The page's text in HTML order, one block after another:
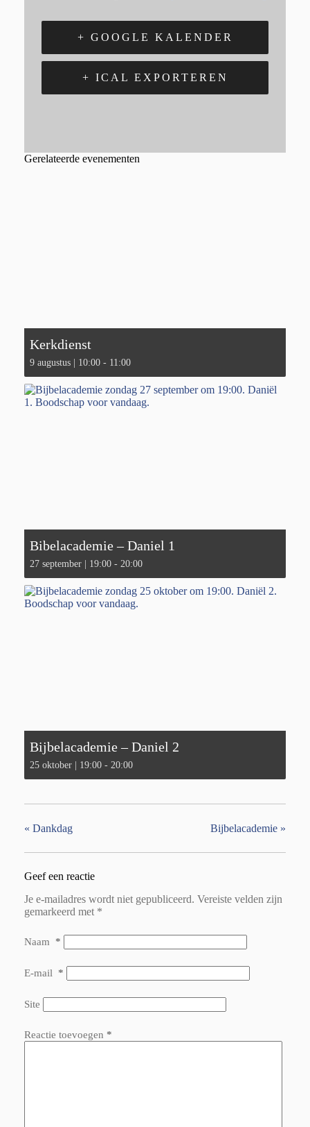
+ GOOGLE KALENDER
+ ICAL EXPORTEREN
Gerelateerde evenementen
Kerkdienst
9 augustus | 10:00 - 11:00
Bibelacademie – Daniel 1
27 september | 19:00 - 20:00
Bijbelacademie – Daniel 2
25 oktober | 19:00 - 20:00
« Dankdag Bijbelacademie »
Geef een reactie
Je e-mailadres wordt niet gepubliceerd. Vereiste velden zijn
gemarkeerd met *
Naam *
E-mail *
Site
Reactie toevoegen *